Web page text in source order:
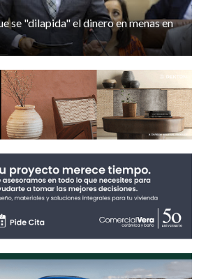
se "dilapida" el dinero en menas en